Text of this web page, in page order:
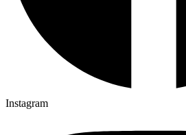
Instagram